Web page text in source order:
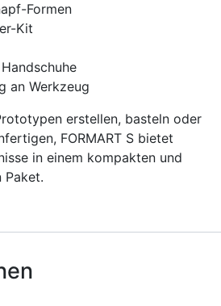
Formen
Kit
an Werkzeug
erstellen, basteln oder
FORMART S bietet
in einem kompakten und
Paket.